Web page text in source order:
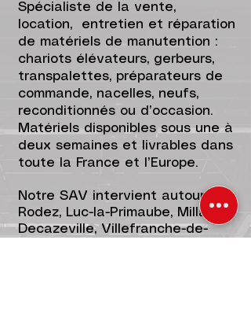
​Spécialiste de la vente,
location, entretien et réparation
de matériels de manutention :
chariots élévateurs, gerbeurs,
transpalettes, préparateurs de
commande, nacelles, neufs,
reconditionnés ou d’occasion.
Matériels disponibles sous une à
deux semaines et livrables dans
toute la France et l’Europe.
Notre SAV intervient autour de
Rodez, Luc-la-Primaube, Millau,
Decazeville, Villefranche-de-